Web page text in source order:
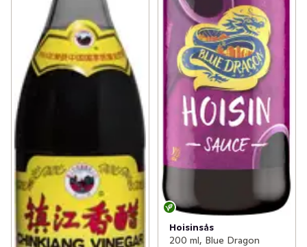
Hoisinsås
200 ml, Blue Dragon